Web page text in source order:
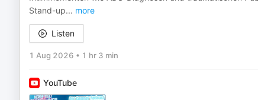
Stand-up... more
Listen
1 Aug 2026 • 1 hr 3 min
YouTube